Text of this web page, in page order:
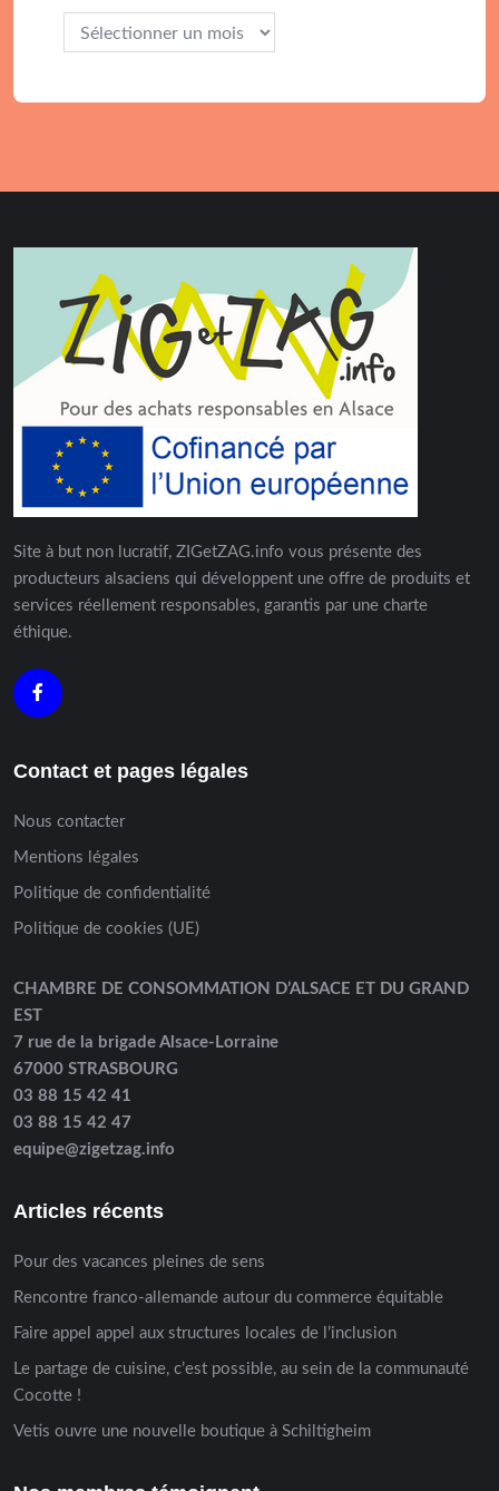
Site à but non lucratif, ZIGetZAG.info vous présente des
producteurs alsaciens qui développent une offre de produits et
services réellement responsables, garantis par une charte
éthique.
Contact et pages légales
Nous contacter
Mentions légales
Politique de confidentialité
Politique de cookies (UE)
CHAMBRE DE CONSOMMATION D’ALSACE ET DU GRAND
EST
7 rue de la brigade Alsace-Lorraine
67000 STRASBOURG
03 88 15 42 41
03 88 15 42 47
equipe@zigetzag.info
Articles récents
Pour des vacances pleines de sens
Rencontre franco-allemande autour du commerce équitable
Faire appel appel aux structures locales de l’inclusion
Le partage de cuisine, c’est possible, au sein de la communauté
Cocotte !
Vetis ouvre une nouvelle boutique à Schiltigheim